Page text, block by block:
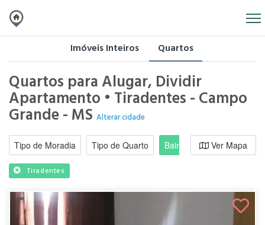
Imóveis Inteiros Quartos
Quartos para Alugar, Dividir
Apartamento • Tiradentes - Campo
Grande - MS Alterar cidade
Tipo de Moradia Tipo de Quarto Bairro / RegiãoVer Mapa
Tiradentes